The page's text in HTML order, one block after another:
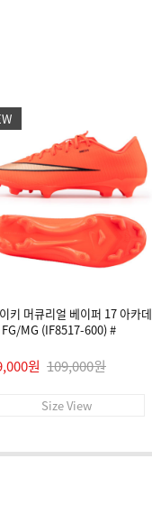
키 머큐리얼 베이퍼 17 아카데
FG/MG (IF8517-600) #
원 109,000원
Size View